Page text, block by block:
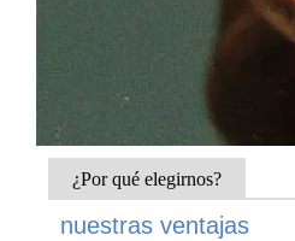
¿Por qué elegirnos?
nuestras ventajas